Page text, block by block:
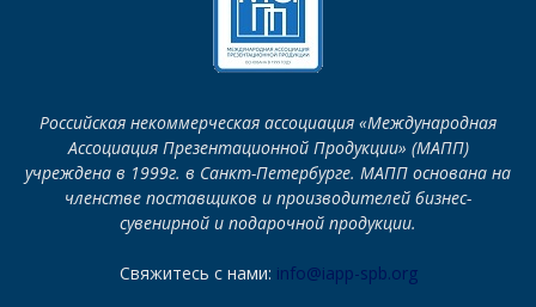
Российская некоммерческая ассоциация «Международная
Ассоциация Презентационной Продукции» (МАПП)
учреждена в 1999г. в Санкт-Петербурге. МАПП основана на
членстве поставщиков и производителей бизнес-
сувенирной и подарочной продукции.
Свяжитесь с нами: info@iapp-spb.org